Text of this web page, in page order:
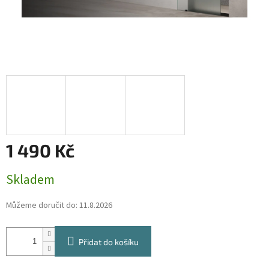
1 490 Kč
cena:
Skladem
Můžeme doručit do: 11.8.2026
Přidat do košíku